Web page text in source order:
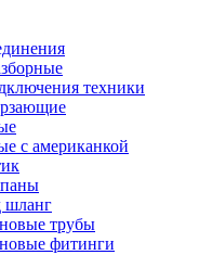
техники
с американкой
шланг
трубы
фитинги